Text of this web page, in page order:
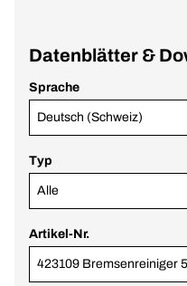
Datenblätter &
Sprache
Deutsch (Schweiz)
Typ
Alle
Artikel-Nr.
423109 Bremsenreiniger